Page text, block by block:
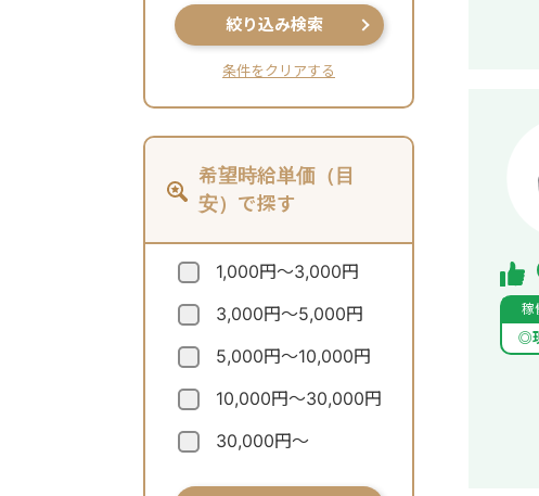
絞り込み検索
条件をクリアする
希望時給単価（目
安）で探す
1,000円～3,000円
3,000円～5,000円
5,000円～10,000円
10,000円～30,000円
30,000円～
稼
◎